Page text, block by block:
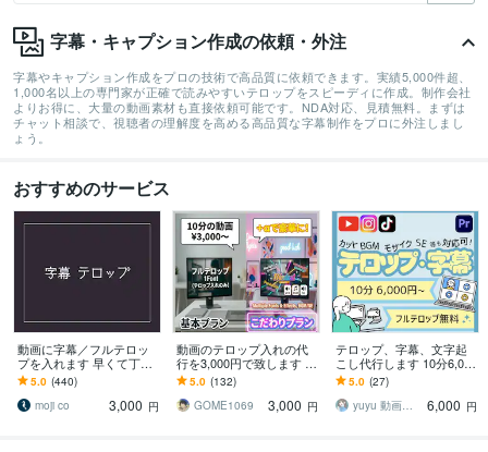
字幕・キャプション作成の依頼・外注
字幕やキャプション作成をプロの技術で高品質に依頼できます。実績5,000件超、
1,000名以上の専門家が正確で読みやすいテロップをスピーディに作成。制作会社
よりお得に、大量の動画素材も直接依頼可能です。NDA対応、見積無料。まずは
チャット相談で、視聴者の理解度を高める高品質な字幕制作をプロに外注しまし
ょう。
おすすめのサービス
動画に字幕／フルテロッ
プを入れます 早くて丁寧
◆手間のかかる作業はお
まかせください！
5.0 (440)
moji co
3,000 円
動画のテロップ入れの代
行を3,000円で致します 動
画のテロップ（字幕）入
れ代行を承ります！
5.0 (132)
GOME1069
3,000 円
テロップ、字幕、文字起
こし代行します 10分6,000
円！10分以内のフルテロ
ップ無料！
5.0 (27)
yuyu 動画編集 サムネ制作
6,000 円